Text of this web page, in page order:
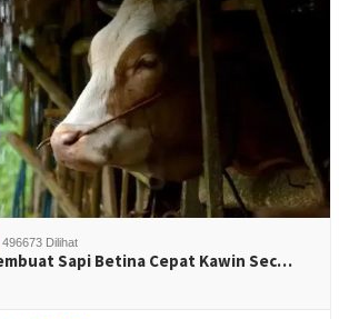
496673 Dilihat
Sapi Betina Cepat Kawin Sec…